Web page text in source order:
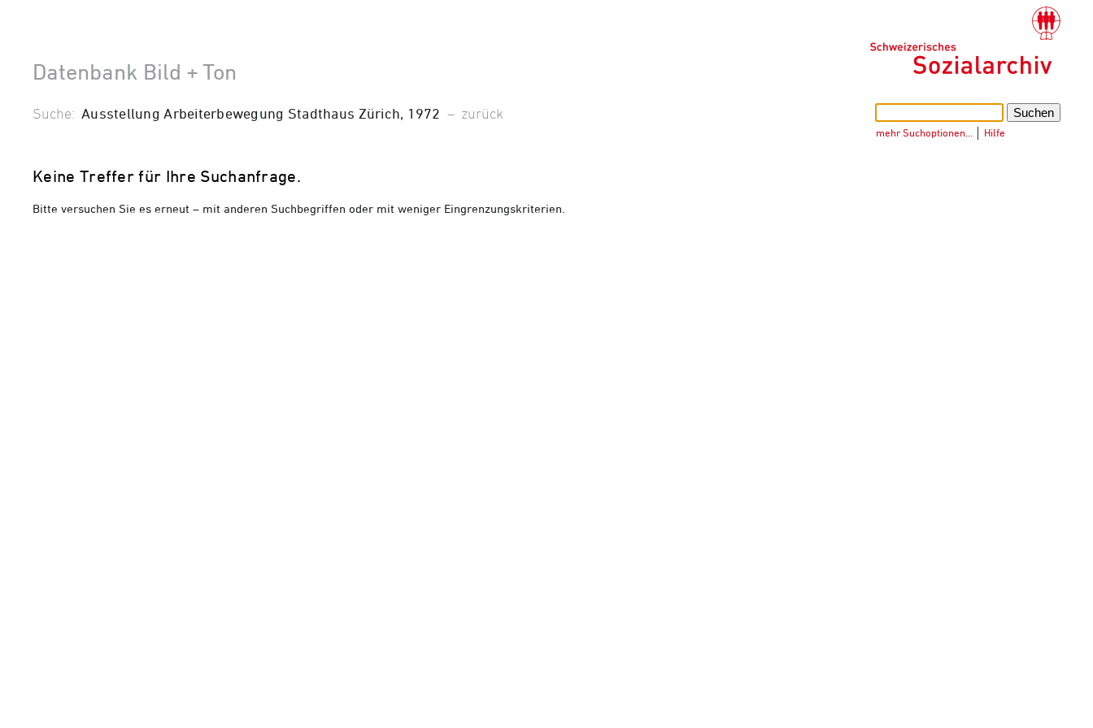
Datenbank Bild + Ton
mehr Suchoptionen… Hilfe
Suche: Ausstellung Arbeiterbewegung Stadthaus Zürich, 1972 – zurück
Keine Treffer für Ihre Suchanfrage.
Bitte versuchen Sie es erneut – mit anderen Suchbegriffen oder mit weniger Eingrenzungskriterien.